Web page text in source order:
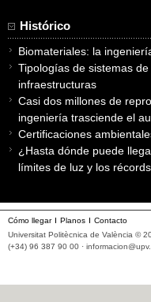
Histórico
Biomateriales: la
Tipologías de sistemas
infraestructuras
Casi dos millones de
ingeniería trasciende el
Certificaciones
¿Hasta dónde puede
límites de luz y los
Cómo llegar Planos
Contacto
Universitat Politècnica de València ©
(+34) 96 387 90 00 ·